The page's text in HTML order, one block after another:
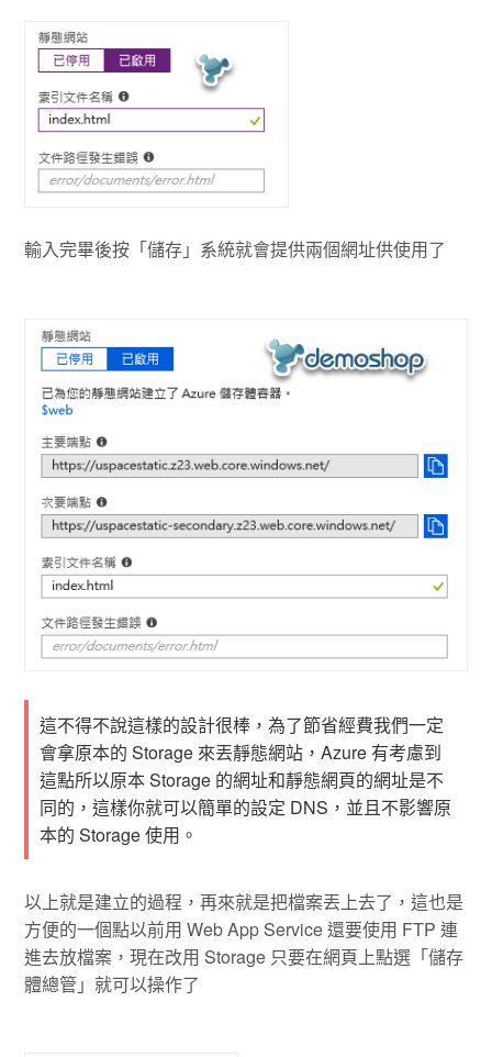
輸入完畢後按「儲存」系統就會提供兩個網址供使用了
這不得不說這樣的設計很棒，為了節省經費我們一定
會拿原本的 Storage 來丟靜態網站，Azure 有考慮到
這點所以原本 Storage 的網址和靜態網頁的網址是不
同的，這樣你就可以簡單的設定 DNS，並且不影響原
本的 Storage 使用。
以上就是建立的過程，再來就是把檔案丟上去了，這也是
方便的一個點以前用 Web App Service 還要使用 FTP 連
進去放檔案，現在改用 Storage 只要在網頁上點選「儲存
體總管」就可以操作了